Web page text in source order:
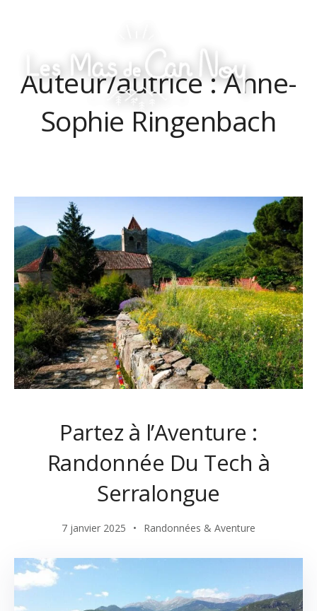
Les
Mas
Auteur/autrice :Anne-
Sophie Ringenbach
Partez à l’Aventure :
Randonnée Du Tech à
Serralongue
7 janvier 2025 Randonnées & Aventure